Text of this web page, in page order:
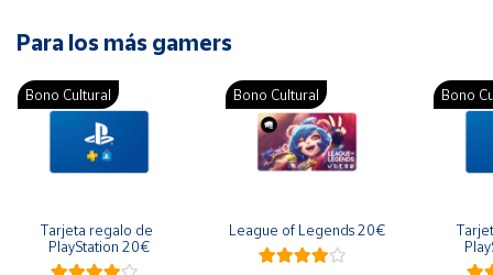
Para los más gamers
Bono Cultural
Tarjeta regalo de
PlayStation 20€
Bono Cultural
League of Legends 20€
Bono